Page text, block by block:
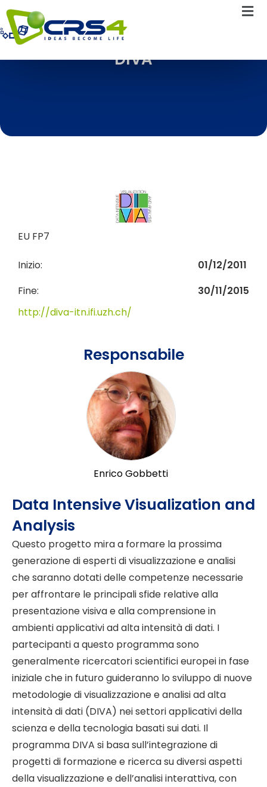
DIVA
EU FP7
Inizio:
01/12/2011
Fine:
30/11/2015
http://diva-itn.ifi.uzh.ch/
Responsabile
Enrico Gobbetti
Data Intensive Visualization and
Analysis
Questo progetto mira a formare la prossima
generazione di esperti di visualizzazione e analisi
che saranno dotati delle competenze necessarie
per affrontare le principali sfide relative alla
presentazione visiva e alla comprensione in
ambienti applicativi ad alta intensità di dati. I
partecipanti a questo programma sono
generalmente ricercatori scientifici europei in fase
iniziale che in futuro guideranno lo sviluppo di nuove
metodologie di visualizzazione e analisi ad alta
intensità di dati (DIVA) nei settori applicativi della
scienza e della tecnologia basati sui dati. Il
programma DIVA si basa sull’integrazione di
progetti di formazione e ricerca su diversi aspetti
della visualizzazione e dell’analisi interattiva, con